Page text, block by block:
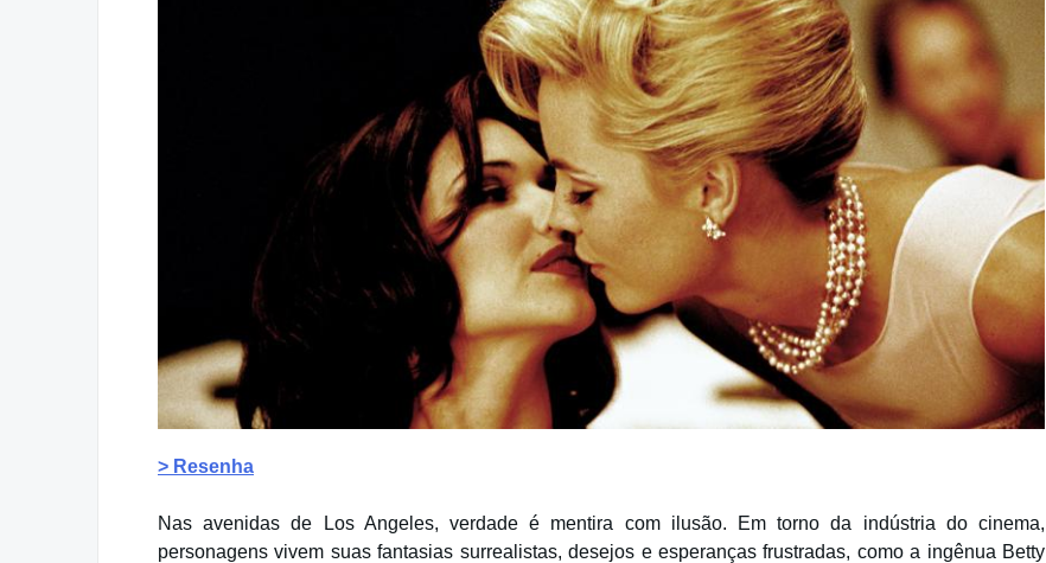
> Resenha
Nas avenidas de Los Angeles, verdade é mentira com ilusão. Em torno da indústria do cinema,
personagens vivem suas fantasias surrealistas, desejos e esperanças frustradas, como a ingênua Betty